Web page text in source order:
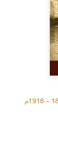
كتاب تاريخ حلب المصور أواخر العهد العثماني 1880 – 1918م